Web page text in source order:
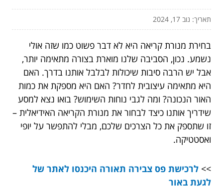
תאריך: נוב 17, 2024
בחירת מנורת קריאה היא לא דבר פשוט כמו שזה אולי
נשמע. נכון, הסביבה שלנו מוארת בצורה מתאימה יותר,
אבל יש הרבה סיבות שיכולות לבלבל אותנו בדרך. האם
היא מתאימה עיצובית לחדר? האם היא מספקת את כמות
האור הנכונה? ומה לגבי נוחות השימוש? בואו נצא למסע
שידריך אותנו כיצד לבחור את מנורת הקריאה האידיאלית –
זו שתספק את כל הצרכים שלכם, מבלי להתפשר על יופי
ואסטטיקה.
>> לרכישת פס צבירה תאורה היכנסו לאתר של
לגעת באור